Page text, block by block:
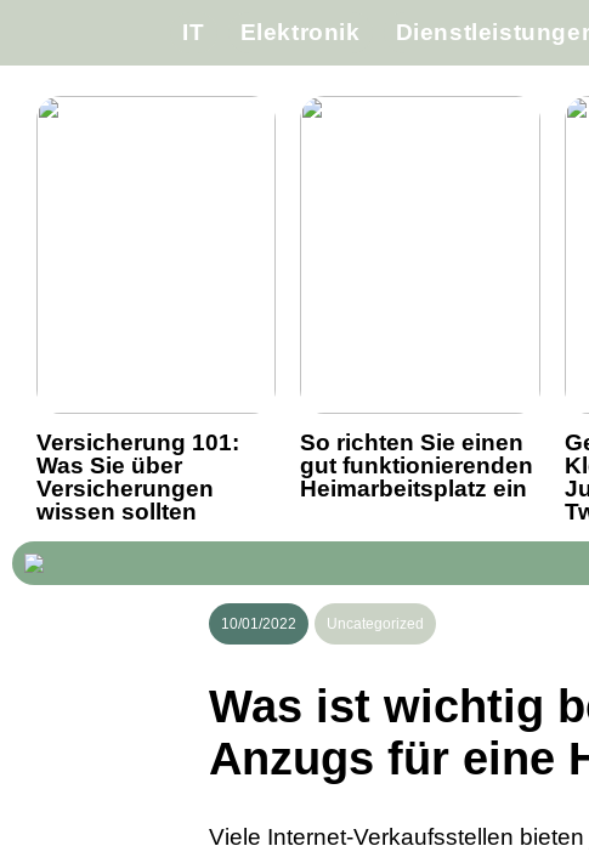
IT Elektronik
Versicherung 101:
Was Sie über
Versicherungen
wissen sollten
So richten Sie einen
gut funktionierenden
Heimarbeitsplatz ein
10/01/2022 Uncategorized
Was ist wichtig
Anzugs für eine
Viele Internet-Verkaufsstellen